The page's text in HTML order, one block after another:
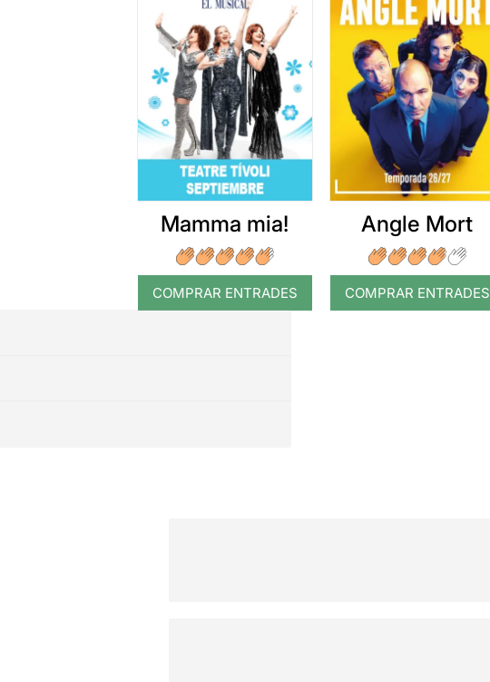
Mamma mia!
COMPRAR ENTRADES
Angle Mort
COMPRAR ENTRADES